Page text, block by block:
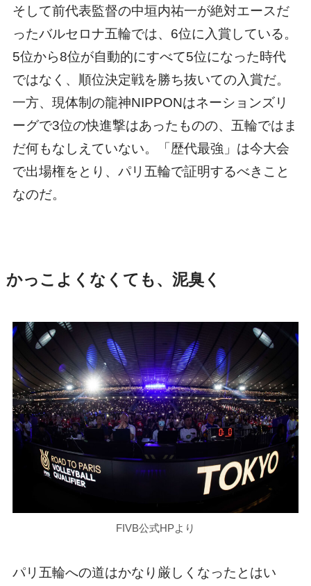
そして前代表監督の中垣内祐一が絶対エースだ
ったバルセロナ五輪では、6位に入賞している。
5位から8位が自動的にすべて5位になった時代
ではなく、順位決定戦を勝ち抜いての入賞だ。
一方、現体制の龍神NIPPONはネーションズリ
ーグで3位の快進撃はあったものの、五輪ではま
だ何もなしえていない。「歴代最強」は今大会
で出場権をとり、パリ五輪で証明するべきこと
なのだ。
かっこよくなくても、泥臭く
FIVB公式HPより
パリ五輪への道はかなり厳しくなったとはい